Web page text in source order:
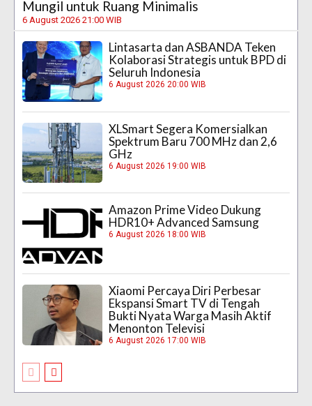
Mungil untuk Ruang Minimalis
6 August 2026 21:00 WIB
Lintasarta dan ASBANDA Teken
Kolaborasi Strategis untuk BPD di
Seluruh Indonesia
6 August 2026 20:00 WIB
XLSmart Segera Komersialkan
Spektrum Baru 700 MHz dan 2,6
GHz
6 August 2026 19:00 WIB
Amazon Prime Video Dukung
HDR10+ Advanced Samsung
6 August 2026 18:00 WIB
Xiaomi Percaya Diri Perbesar
Ekspansi Smart TV di Tengah
Bukti Nyata Warga Masih Aktif
Menonton Televisi
6 August 2026 17:00 WIB